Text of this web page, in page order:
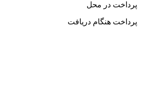
پرداخت در محل
پرداخت هنگام دریافت